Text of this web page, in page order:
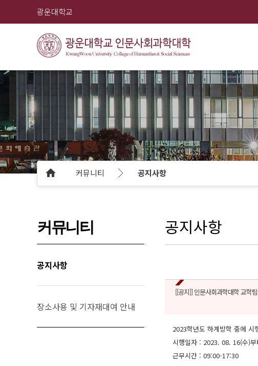
광운대학교
커뮤니티 공지사항
커뮤니티
공지사항
장소사용 및 기자재대여 안내
공지사항
[[공지]] 인문사회과학대학 교학
2023학년도 하계방학 중에
시행일자 : 2023. 08. 16(수)부
근무시간 : 09:00-17:30